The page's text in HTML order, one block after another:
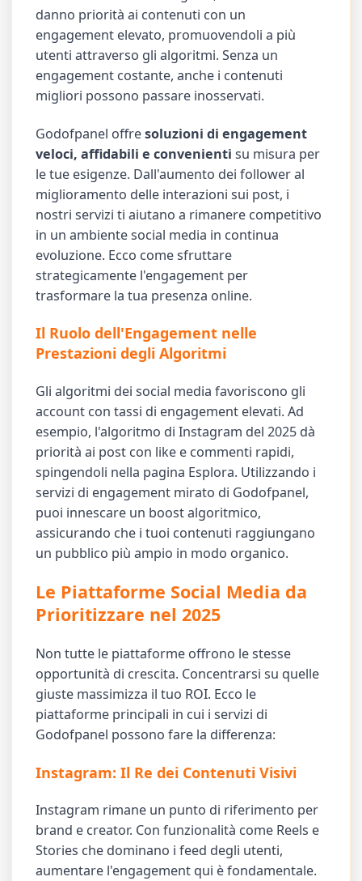
danno priorità ai contenuti con un
engagement elevato, promuovendoli a più
utenti attraverso gli algoritmi. Senza un
engagement costante, anche i contenuti
migliori possono passare inosservati.
Godofpanel offresoluzioni di engagement
veloci, affidabili e convenienti su misura per
le tue esigenze. Dall'aumento dei follower al
miglioramento delle interazioni sui post, i
nostri servizi ti aiutano a rimanere competitivo
in un ambiente social media in continua
evoluzione. Ecco come sfruttare
strategicamente l'engagement per
trasformare la tua presenza online.
Il Ruolo dell'Engagement nelle
Prestazioni degli Algoritmi
Gli algoritmi dei social media favoriscono gli
account con tassi di engagement elevati. Ad
esempio, l'algoritmo di Instagram del 2025 dà
priorità ai post con like e commenti rapidi,
spingendoli nella pagina Esplora. Utilizzando i
servizi di engagement mirato di Godofpanel,
puoi innescare un boost algoritmico,
assicurando che i tuoi contenuti raggiungano
un pubblico più ampio in modo organico.
Le Piattaforme Social Media da
Prioritizzare nel 2025
Non tutte le piattaforme offrono le stesse
opportunità di crescita. Concentrarsi su quelle
giuste massimizza il tuo ROI. Ecco le
piattaforme principali in cui i servizi di
Godofpanel possono fare la differenza:
Instagram: Il Re dei Contenuti Visivi
Instagram rimane un punto di riferimento per
brand e creator. Con funzionalità come Reels e
Stories che dominano i feed degli utenti,
aumentare l'engagement qui è fondamentale.